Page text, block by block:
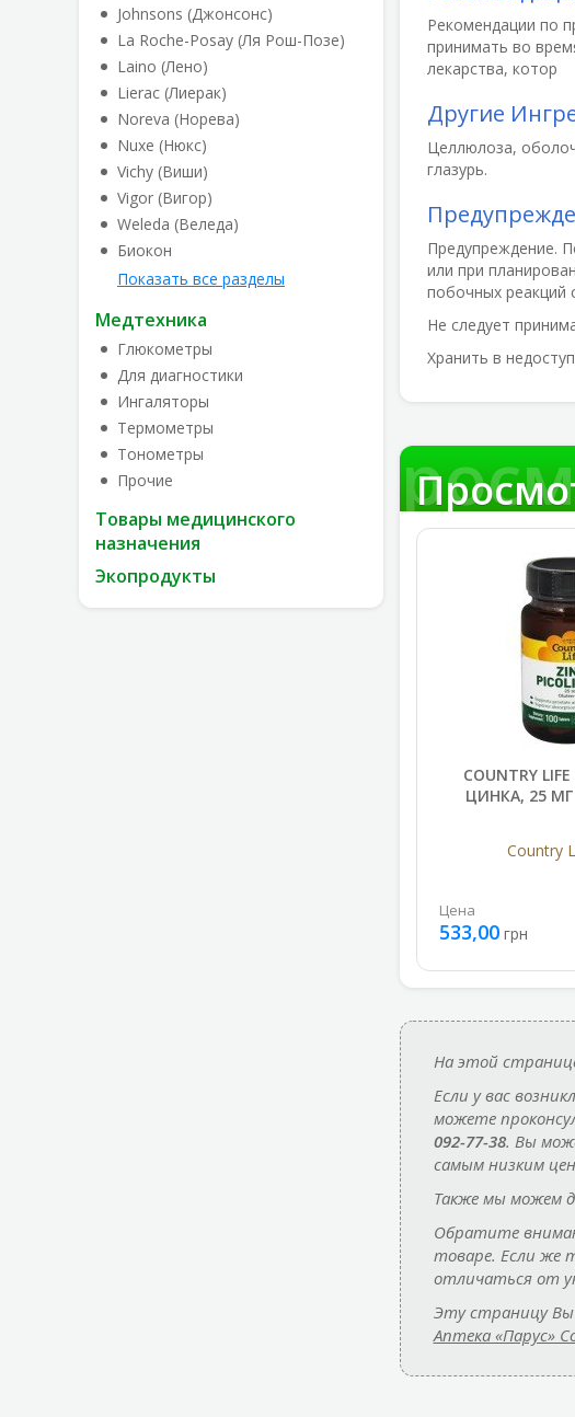
Johnsons (Джонсонс)
La Roche-Posay (Ля Рош-Позе)
Laino (Лено)
Lierac (Лиерак)
Noreva (Норева)
Nuxe (Нюкс)
Vichy (Виши)
Vigor (Вигор)
Weleda (Веледа)
Биокон
Показать все разделы
Медтехника
Глюкометры
Для диагностики
Ингаляторы
Термометры
Тонометры
Прочие
Товары медицинского
назначения
Экопродукты
Рекомендации по
принимать во
лекарства, котор
Другие
Целлюлоза,
глазурь.
Предупреждение.
или при
побочных реакций
Не следует
Хранить в
COUNTRY
ЦИНКА, 25
Country
Цена
533,00грн
На этой
Если у вас
можете
092-77-38. Вы
самым низким
Также мы можем
Обратите
товаре. Если же
отличаться от
Эту страницу Вы
Аптека «Парус»